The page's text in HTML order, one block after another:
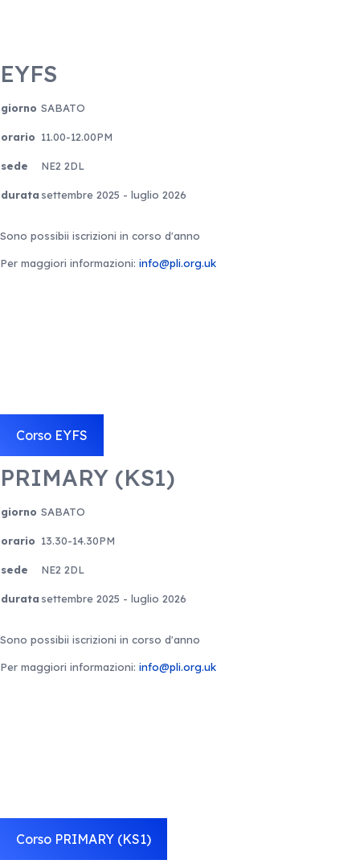
EYFS
giorno SABATO
orario 11.00-12.00PM
sede NE2 2DL
durata settembre 2025 - luglio 2026
Sono possibii iscrizioni in corso d'anno
Per maggiori informazioni: info@pli.org.uk
Corso EYFS
PRIMARY (KS1)
giorno SABATO
orario 13.30-14.30PM
sede NE2 2DL
durata settembre 2025 - luglio 2026
Sono possibii iscrizioni in corso d'anno
Per maggiori informazioni: info@pli.org.uk
Corso PRIMARY (KS1)